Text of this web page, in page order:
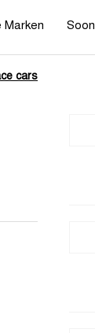
Marken Soon
cars